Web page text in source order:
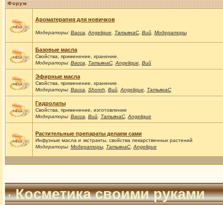
Форум
Ароматерапия для новичков
Модераторы: Васса Angelique, ТатьянаС, Вий, Модераторы
Базовые масла
Свойства, применение, хранение.
Модераторы: Васса ТатьянаС, Angelique, Вий
Эфирные масла
Свойства, применение, хранение
Модераторы: Васса Shoroh Вий, Angelique, ТатьянаС
Гидролаты
Свойства, применение, изготовление
Модераторы: Васса Вий, ТатьянаС, Angelique
Растительные препараты делаем сами
Инфузные масла и экстракты, свойства лекарственных растений
Модераторы: Модераторы, ТатьянаС, Angelique
Косметика своими руками